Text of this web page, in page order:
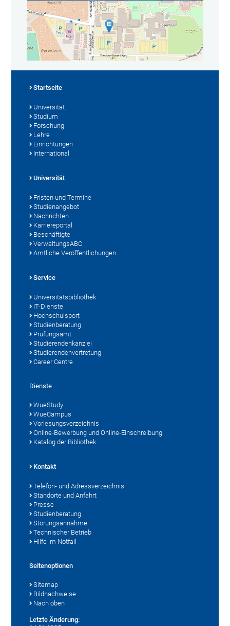
Startseite
Universität
Studium
Forschung
Lehre
Einrichtungen
International
Universität
Fristen und Termine
Studienangebot
Nachrichten
Karriereportal
Beschäftigte
VerwaltungsABC
Amtliche Veröffentlichungen
Service
Universitätsbibliothek
IT-Dienste
Hochschulsport
Studienberatung
Prüfungsamt
Studierendenkanzlei
Studierendenvertretung
Career Centre
Dienste
WueStudy
WueCampus
Vorlesungsverzeichnis
Online-Bewerbung und Online-Einschreibung
Katalog der Bibliothek
Kontakt
Telefon- und Adressverzeichnis
Standorte und Anfahrt
Presse
Studienberatung
Störungsannahme
Technischer Betrieb
Hilfe im Notfall
Seitenoptionen
Sitemap
Bildnachweise
Nach oben
Letzte Änderung: